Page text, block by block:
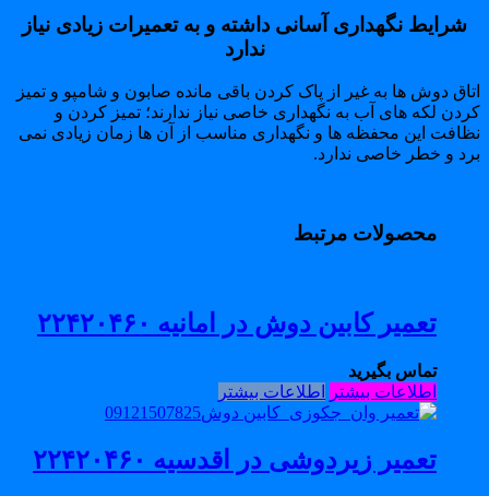
شرایط نگهداری آسانی داشته و به تعمیرات زیادی نیاز
ندارد
دوش ها به غیر از پاک کردن باقی مانده صابون و شامپو و تمیز
لکه های آب به نگهداری خاصی نیاز ندارند؛ تمیز کردن و
این محفظه ها و نگهداری مناسب از آن ها زمان زیادی نمی
و خطر خاصی ندارد.
محصولات مرتبط
تعمیر کابین دوش در امانیه ۲۲۴۲۰۴۶۰
تماس بگیرید
اطلاعات بیشتر اطلاعات بیشتر
تعمیر زیردوشی در اقدسیه ۲۲۴۲۰۴۶۰